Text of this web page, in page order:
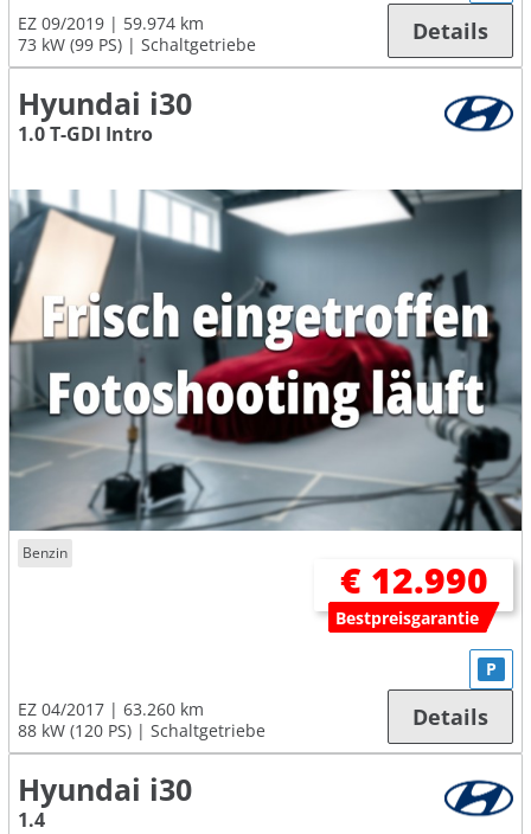
EZ 09/2019
59.974 km
73 kW (99 PS)
Schaltgetriebe Details
Hyundai i30
1.0 T-GDI Intro
Benzin
€ 12.990
Bestpreisgarantie
EZ 04/2017
63.260 km
88 kW (120 PS)
Schaltgetriebe
P
Details
Hyundai i30
1.4